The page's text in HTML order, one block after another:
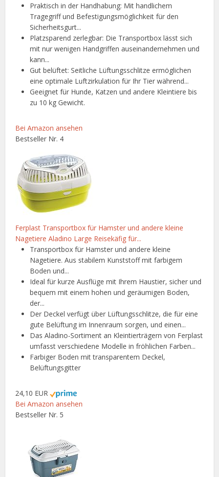
Praktisch in der Handhabung: Mit handlichem
Tragegriff und Befestigungsmöglichkeit für den
Sicherheitsgurt...
Platzsparend zerlegbar: Die Transportbox lässt sich
mit nur wenigen Handgriffen auseinandernehmen und
kann...
Gut belüftet: Seitliche Lüftungsschlitze ermöglichen
eine optimale Luftzirkulation für Ihr Tier während...
Geeignet für Hunde, Katzen und andere Kleintiere bis
zu 10 kg Gewicht.
Bei Amazon ansehen
Bestseller Nr. 4
Ferplast Transportbox für Hamster und andere kleine
Nagetiere Aladino Large Reisekäfig für...
Transportbox für Hamster und andere kleine
Nagetiere. Aus stabilem Kunststoff mit farbigem
Boden und...
Ideal für kurze Ausflüge mit Ihrem Haustier, sicher und
bequem mit einem hohen und geräumigen Boden,
der...
Der Deckel verfügt über Lüftungsschlitze, die für eine
gute Belüftung im Innenraum sorgen, und einen...
Das Aladino-Sortiment an Kleintierträgern von Ferplast
umfasst verschiedene Modelle in fröhlichen Farben...
Farbiger Boden mit transparentem Deckel,
Belüftungsgitter
24,10 EUR
Bei Amazon ansehen
Bestseller Nr. 5